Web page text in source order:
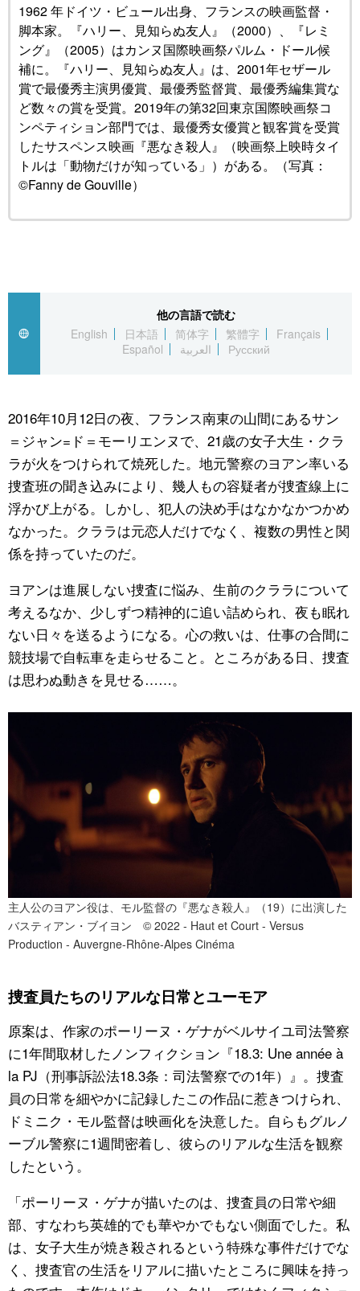
1962 年ドイツ・ビュール出身、フランスの映画監督・
脚本家。『ハリー、見知らぬ友人』（2000）、『レミ
ング』（2005）はカンヌ国際映画祭パルム・ドール候
補に。『ハリー、見知らぬ友人』は、2001年セザール
賞で最優秀主演男優賞、最優秀監督賞、最優秀編集賞な
ど数々の賞を受賞。2019年の第32回東京国際映画祭コ
ンペティション部門では、最優秀女優賞と観客賞を受賞
したサスペンス映画『悪なき殺人』（映画祭上映時タイ
トルは「動物だけが知っている」）がある。（写真：
©Fanny de Gouville）
他の言語で読む
English
日本語 简体字 繁體字
Français
Español
العربية Русский
2016年10月12日の夜、フランス南東の山間にあるサン
＝ジャン=ド＝モーリエンヌで、21歳の女子大生・クラ
ラが火をつけられて焼死した。地元警察のヨアン率いる
捜査班の聞き込みにより、幾人もの容疑者が捜査線上に
浮かび上がる。しかし、犯人の決め手はなかなかつかめ
なかった。クララは元恋人だけでなく、複数の男性と関
係を持っていたのだ。
ヨアンは進展しない捜査に悩み、生前のクララについて
考えるなか、少しずつ精神的に追い詰められ、夜も眠れ
ない日々を送るようになる。心の救いは、仕事の合間に
競技場で自転車を走らせること。ところがある日、捜査
は思わぬ動きを見せる……。
主人公のヨアン役は、モル監督の『悪なき殺人』（19）に出演した
バスティアン・ブイヨン © 2022 - Haut et Court - Versus
Production - Auvergne-Rhône-Alpes Cinéma
捜査員たちのリアルな日常とユーモア
原案は、作家のポーリーヌ・ゲナがベルサイユ司法警察
に1年間取材したノンフィクション『18.3: Une année à
la PJ（刑事訴訟法18.3条：司法警察での1年）』。捜査
員の日常を細やかに記録したこの作品に惹きつけられ、
ドミニク・モル監督は映画化を決意した。自らもグルノ
ーブル警察に1週間密着し、彼らのリアルな生活を観察
したという。
「ポーリーヌ・ゲナが描いたのは、捜査員の日常や細
部、すなわち英雄的でも華やかでもない側面でした。私
は、女子大生が焼き殺されるという特殊な事件だけでな
く、捜査官の生活をリアルに描いたところに興味を持っ